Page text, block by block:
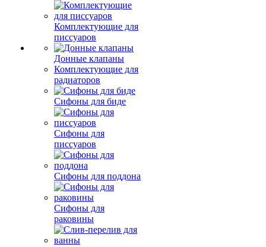
Комплектующие для
писсуаров
Донные клапаны
Комплектующие для
радиаторов
Сифоны для биде
Сифоны для
писсуаров
Сифоны для поддона
Сифоны для
раковины